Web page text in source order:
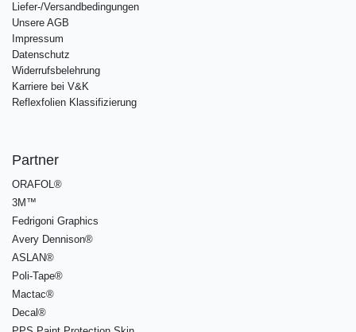
Liefer-/Versandbedingungen
Unsere AGB
Impressum
Datenschutz
Widerrufsbelehrung
Karriere bei V&K
Reflexfolien Klassifizierung
Partner
ORAFOL®
3M™
Fedrigoni Graphics
Avery Dennison®
ASLAN®
Poli-Tape®
Mactac®
Decal®